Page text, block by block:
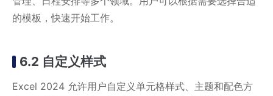
的模板，快速开始工作。
6.2 自定义样式
Excel 2024 允许用户自定义单元格样式、主题和配色方